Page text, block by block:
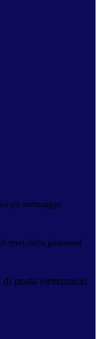
un messaggio
reset della password
posta elettronica!